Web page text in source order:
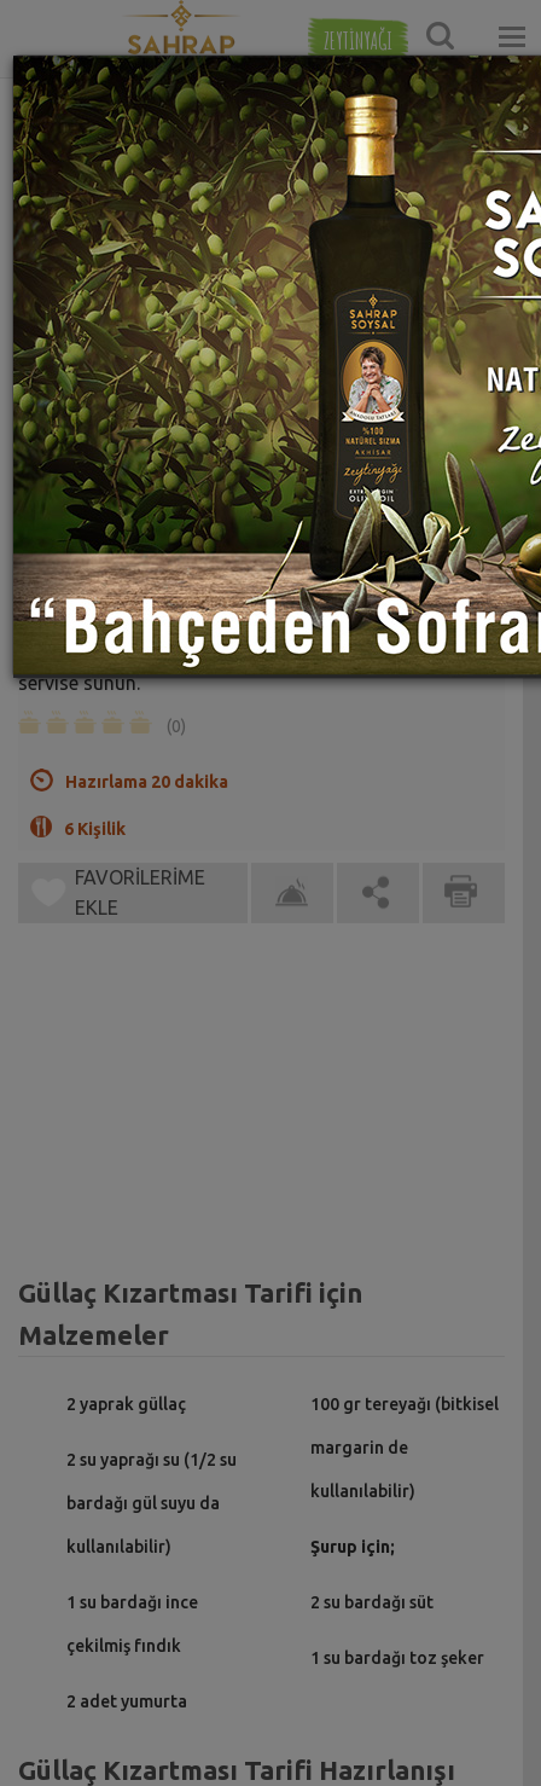
ZEYTİNYAĞI
Ana Sayfa Tatlı Tarifleri
Güllaç Kızartması Tarifi
Sahrap Soysal
Güllaçlar şurubu iyice çekince fıstık, fındıkla süsleyerek
servise sunun.
(0)
Hazırlama 20 dakika
6 Kişilik
FAVORİLERİME
EKLE
Güllaç Kızartması Tarifi için
Malzemeler
2 yaprak güllaç
2 su yaprağı su (1/2 su
bardağı gül suyu da
kullanılabilir)
1 su bardağı ince
çekilmiş fındık
2 adet yumurta
100 gr tereyağı (bitkisel
margarin de
kullanılabilir)
Şurup için;
2 su bardağı süt
1 su bardağı toz şeker
Güllaç Kızartması Tarifi Hazırlanışı